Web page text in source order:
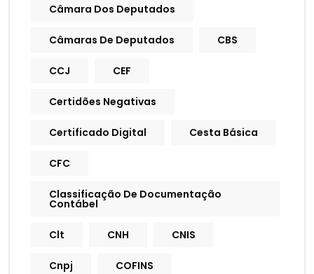
Câmara Dos Deputados
Câmaras De Deputados CBS
CCJ CEF
Certidões Negativas
Certificado Digital Cesta Básica
CFC
Classificação De Documentação
Contábel
Clt CNH CNIS
Cnpj COFINS